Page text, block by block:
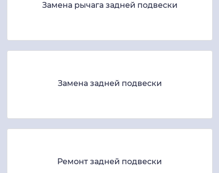
Замена рычага задней подвески
Замена задней подвески
Ремонт задней подвески